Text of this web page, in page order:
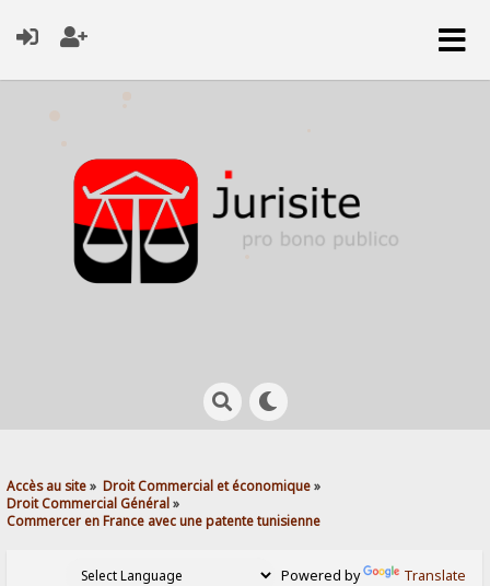
Accès au site» Droit Commercial et économique»
Droit Commercial Général»
Commercer en France avec une patente tunisienne
Powered by Translate